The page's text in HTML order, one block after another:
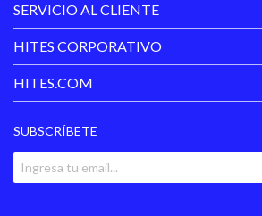
SERVICIO AL CLIENTE
HITES CORPORATIVO
HITES.COM
SUBSCRÍBETE